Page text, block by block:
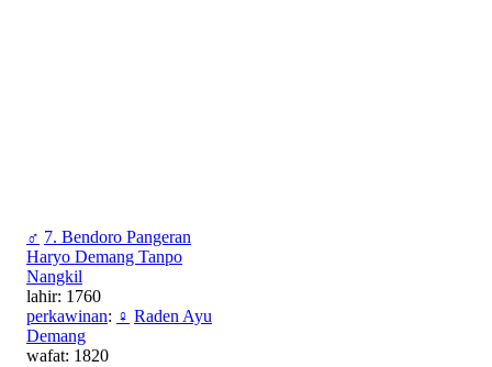
♂ 7. Bendoro Pangeran
Haryo Demang Tanpo
Nangkil
lahir: 1760
perkawinan: ♀ Raden Ayu
Demang
wafat: 1820